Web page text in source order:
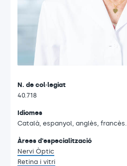
N. de col·legiat
40.718
Idiomes
Català, espanyol, anglès, francès.
Àrees d'especialització
Nervi Òptic
Retina i vitri